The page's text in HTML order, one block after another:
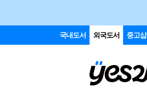
국내도서 외국도서 중고샵